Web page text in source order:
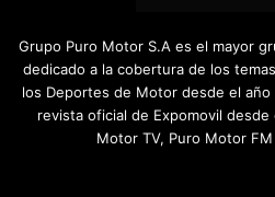
Grupo Puro Motor S.A es el mayor
dedicado a la cobertura de los
los Deportes de Motor desde el año
revista oficial de Expomovil
Motor TV, Puro Motor